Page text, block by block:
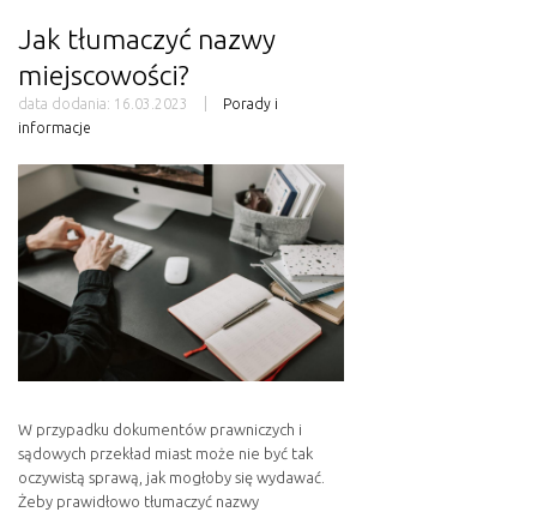
Jak tłumaczyć nazwy
miejscowości?
data dodania: 16.03.2023
Porady i
informacje
W przypadku dokumentów prawniczych i
sądowych przekład miast może nie być tak
oczywistą sprawą, jak mogłoby się wydawać.
Żeby prawidłowo tłumaczyć nazwy